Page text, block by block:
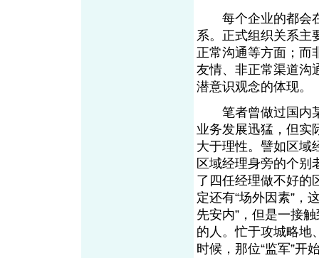
每个企业的都会在
系。正式组织关系主
正常沟通等方面；而
友情、非正常渠道沟
潜意识观念的体现。
笔者曾做过国内某
业务发展迅猛，但实
大于理性。譬如区域
区域经理身旁的个别
了四任经理做不好的
定还有“场外因素”，
先安内”，但是一接
的人。忙于攻城略地
时候，那位“监军”开